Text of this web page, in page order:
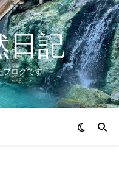
日記
ブログです